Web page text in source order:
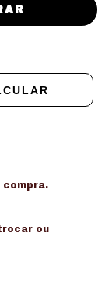
compra.
ou